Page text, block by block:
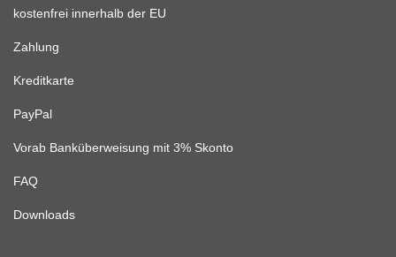
kostenfrei innerhalb der EU
Zahlung
Kreditkarte
PayPal
Vorab Banküberweisung mit 3% Skonto
FAQ
Downloads